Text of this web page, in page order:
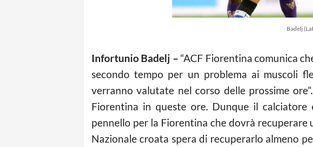
Badelj
Infortunio Badelj –“ACF Fiorentina comunica
secondo tempo per un problema ai muscoli
verranno valutate nel corso delle prossime
Fiorentina in queste ore. Dunque il
pennello per la Fiorentina che dovrà
Nazionale croata spera di recuperarlo almeno